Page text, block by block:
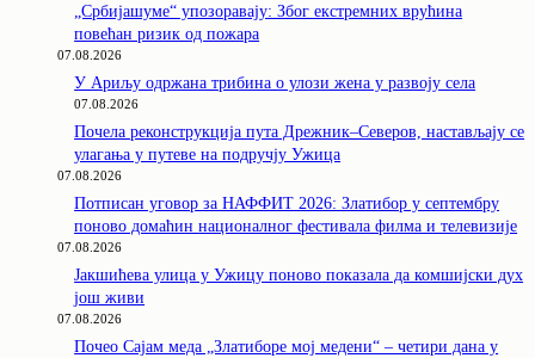
„Србијашуме“ упозоравају: Због екстремних врућина
повећан ризик од пожара
07.08.2026
У Ариљу одржана трибина о улози жена у развоју села
07.08.2026
Почела реконструкција пута Дрежник–Северов, настављају се
улагања у путеве на подручју Ужица
07.08.2026
Потписан уговор за НАФФИТ 2026: Златибор у септембру
поново домаћин националног фестивала филма и телевизије
07.08.2026
Јакшићева улица у Ужицу поново показала да комшијски дух
још живи
07.08.2026
Почео Сајам меда „Златиборе мој медени“ – четири дана у